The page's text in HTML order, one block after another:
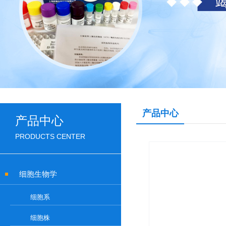
产品中心
PRODUCTS CENTER
细胞生物学
细胞系
细胞株
产品中心